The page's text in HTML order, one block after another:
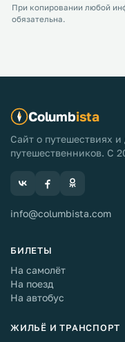
При копировании любой
обязательна.
Columbista
Сайт о путешествиях и
путешественников. С
info@columbista.com
БИЛЕТЫ
На самолёт
На поезд
На автобус
ЖИЛЬЁ И ТРАНСПОРТ